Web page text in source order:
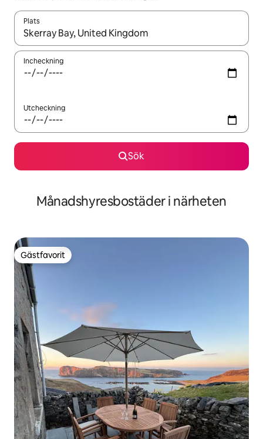
Plats
När resultaten är tillgängliga kan du navigera med upp- och
Incheckning
Utcheckning
Sök
Månadshyresbostäder i närheten
Gästfavorit
Gästfavorit